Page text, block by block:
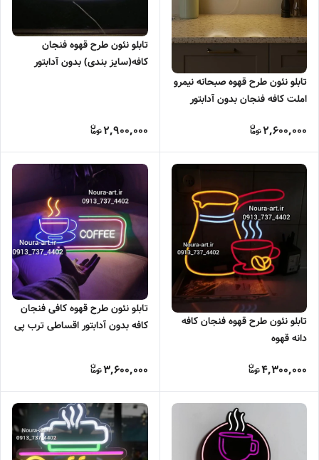
تابلو نئون طرح قهوه صبحانه نیمرو
املت کافه فنجان بدون آدابتور
2,600,000
تابلو نئون طرح قهوه فنجان
کافه(سایز بندی) بدون آدابتور
2,900,000
تابلو نئون طرح قهوه فنجان کافه
دانه قهوه
4,300,000
تابلو نئون طرح قهوه کافی فنجان
کافه بدون آدابتور اقساطی ترب پی
3,600,000